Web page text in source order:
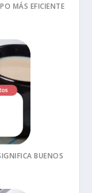
MÁS EFICIENTE
BUENOS